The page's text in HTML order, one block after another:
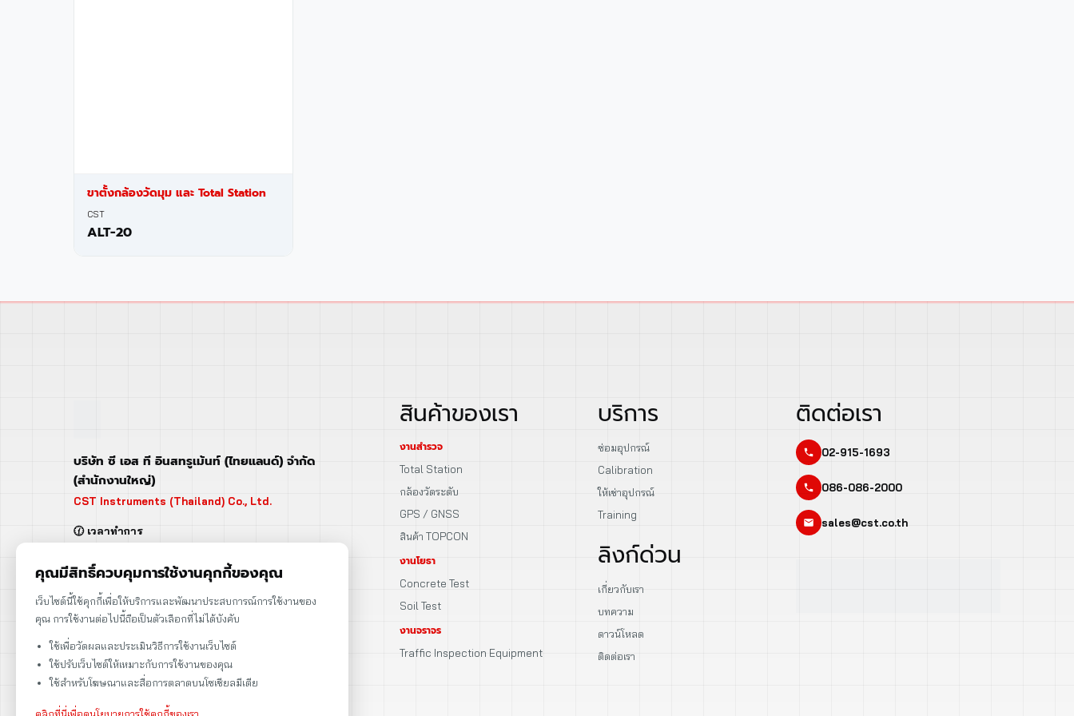
ขาตั้งกล้องวัดมุม และ Total Station
CST
ALT-20
บริษัท ซี เอส ที อินสทรูเม้นท์ (ไทยแลนด์) จำกัด
(สำนักงานใหญ่)
CST Instruments (Thailand) Co., Ltd.
🕜 เวลาทำการ
เสาร์ | 08:00 - 12:00
📍 95 ถ.ร่มเกล้า แขวงคลองสามประเวศ
เขตลาดกระบัง กรุงเทพฯ 10520
Ladkrabang, Bangkok, Thailand 10520
เลขประจำตัวผู้เสียภาษี: 0105566170152
สินค้าของเรา
งานสำรวจ
Total Station
กล้องวัดระดับ
GPS / GNSS
สินค้า TOPCON
งานโยธา
Concrete Test
Soil Test
งานจราจร
Traffic Inspection Equipment
บริการ
ซ่อมอุปกรณ์
Calibration
ให้เช่าอุปกรณ์
Training
ลิงก์ด่วน
เกี่ยวกับเรา
บทความ
ดาวน์โหลด
ติดต่อเรา
ติดต่อเรา
02-915-1693
086-086-2000
sales@cst.co.th
คุณมีสิทธิ์ควบคุมการใช้งานคุกกี้ของคุณ
เว็บไซต์นี้ใช้คุกกี้เพื่อให้บริการและพัฒนาประสบการณ์การใช้งานของ
คุณ การใช้งานต่อไปนี้ถือเป็นตัวเลือกที่ไม่ได้บังคับ
ใช้เพื่อวัดผลและประเมินวิธีการใช้งานเว็บไซต์
ใช้ปรับเว็บไซต์ให้เหมาะกับการใช้งานของคุณ
ใช้สำหรับโฆษณาและสื่อการตลาดบนโซเชียลมีเดีย